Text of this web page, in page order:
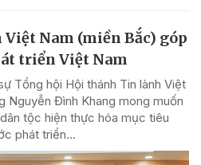
Nam (miền Bắc) góp
triển Việt Nam
Tổng hội Hội thánh Tin lành Việt
Nguyễn Đình Khang mong muốn
tộc hiện thực hóa mục tiêu
phát triển...